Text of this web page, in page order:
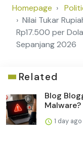
Homepage
Nilai Tukar
Rp17.500 per
Sepanjang 2026
Related
Blog
Malware?
1 day ago